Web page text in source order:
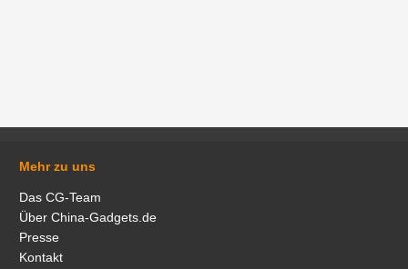
Mehr zu uns
Das CG-Team
Über China-Gadgets.de
Presse
Kontakt